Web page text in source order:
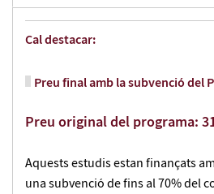
Cal destacar:
Preu final amb la subvenció del
Preu original del programa:
Aquests estudis estan finançats
una subvenció de fins al 70% del